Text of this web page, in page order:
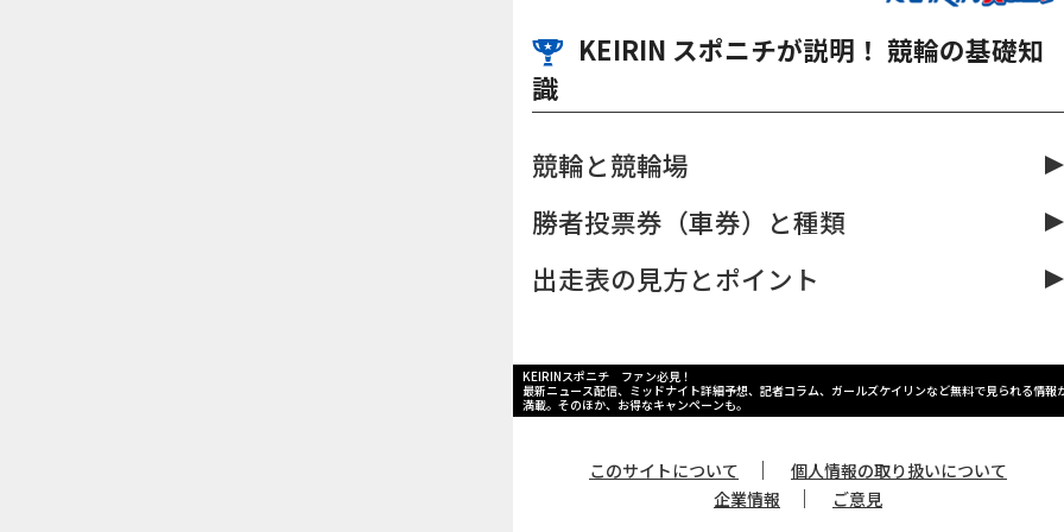
KEIRIN スポニチが説明！ 競輪の基礎知
識
競輪と競輪場
勝者投票券（車券）と種類
出走表の見方とポイント
KEIRINスポニチ ファン必見！
最新ニュース配信、ミッドナイト詳細予想、記者コラム、ガールズケイリンなど無料で見られる情報
満載。そのほか、お得なキャンペーンも。
このサイトについて ｜
個人情報の取り扱いについて
企業情報
｜ ご意見